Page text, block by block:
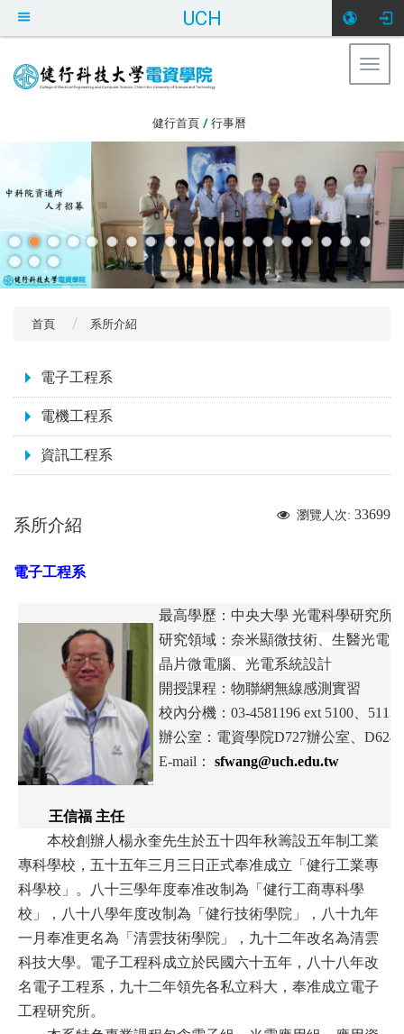
UCH
健行首頁 / 行事曆
首頁 系所介紹
電子工程系
電機工程系
資訊工程系
瀏覽人次: 33699
系所介紹
電子工程系
王信福 主任
最高學歷： 中央大學 光電科學研究所
研究領域： 奈米顯微技術、生醫光電
晶片微電腦、光電系統設計
開授課程：物聯網無線感測實習
校內分機： 03-4581196 ext 5100、 5113
辦公室：電資學院D727辦公室、D624
E-mail： sfwang@uch.edu.tw
本校創辦人楊永奎先生於五十四年秋籌設五年制工業
專科學校，五十五年三月三日正式奉准成立「健行工業專
科學校」。八十三學年度奉准改制為「健行工商專科學
校」，八十八學年度改制為「健行技術學院」，八十九年
一月奉准更名為「清雲技術學院」，九十二年改名為清雲
科技大學。電子工程科成立於民國六十五年，八十八年改
名電子工程系，九十二年領先各私立科大，奉准成立電子
工程研究所。